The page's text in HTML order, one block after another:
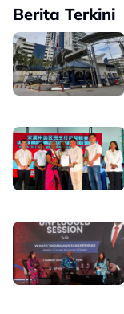
Berita Terkini